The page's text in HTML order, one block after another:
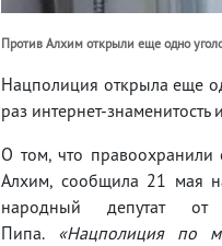
Против Алхим открыли еще одно
Нацполиция открыла еще
раз интернет-
О том, что правоохранили
Алхим, сообщила 21 мая
народный депутат от
Пипа. «Нацполиция по